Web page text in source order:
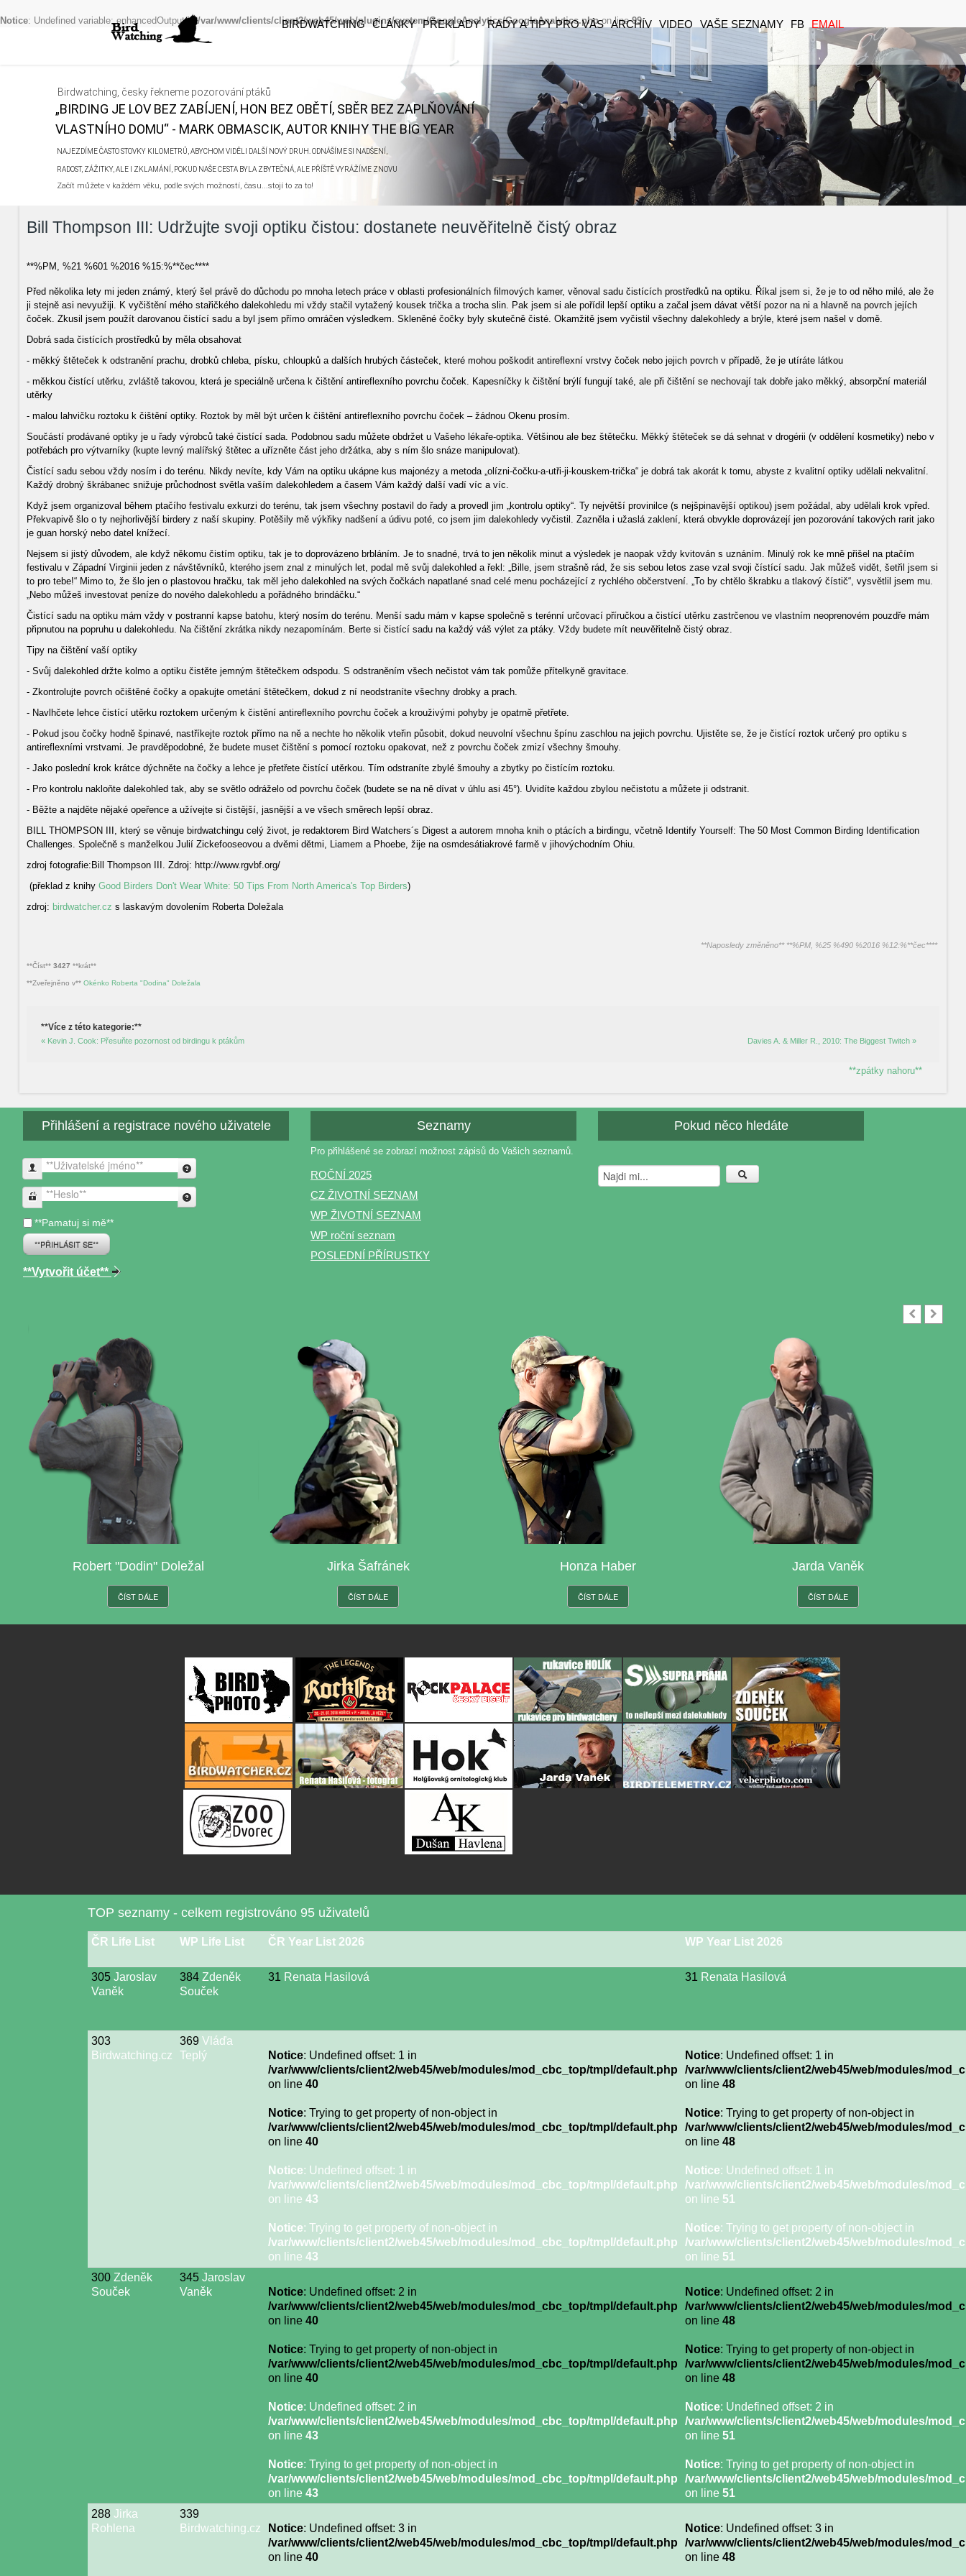
Notice: Undefined variable: enhancedOutput in/var/www/clients/client2/web45/web/plugins/system/GoogleAnalytics/GoogleAnalytics.phpon line99
BIRDWATCHING ČLÁNKY PŘEKLADY RADY A TIPY PRO VÁS ARCHÍV VIDEO VAŠE SEZNAMY FB EMAIL
Birdwatching, česky řekneme pozorování ptáků
„BIRDING JE LOV BEZ ZABÍJENÍ, HON BEZ OBĚTÍ, SBĚR BEZ ZAPLŇOVÁNÍ
VLASTNÍHO DOMU“ - MARK OBMASCIK, AUTOR KNIHY THE BIG YEAR
NAJEZDÍME ČASTO STOVKY KILOMETRŮ, ABYCHOM VIDĚLI DALŠÍ NOVÝ DRUH. ODNÁŠÍME SI NADŠENÍ,
RADOST, ZÁŽITKY, ALE I ZKLAMÁNÍ, POKUD NAŠE CESTA BYLA ZBYTEČNÁ, ALE PŘÍŠTĚ VYRÁŽÍME ZNOVU
Začít můžete v každém věku, podle svých možností, času...stojí to za to!
Bill Thompson III: Udržujte svoji optiku čistou: dostanete neuvěřitelně čistý obraz
**%PM, %21 %601 %2016 %15:%**čec****
Před několika lety mi jeden známý, který šel právě do důchodu po mnoha letech práce v oblasti profesionálních filmových kamer, věnoval sadu čistících prostředků na optiku. Říkal jsem si, že je to od něho milé, ale že
ji stejně asi nevyužiji. K vyčištění mého stařičkého dalekohledu mi vždy stačil vytažený kousek trička a trocha slin. Pak jsem si ale pořídil lepší optiku a začal jsem dávat větší pozor na ni a hlavně na povrch jejích
čoček. Zkusil jsem použít darovanou čistící sadu a byl jsem přímo omráčen výsledkem. Skleněné čočky byly skutečně čisté. Okamžitě jsem vyčistil všechny dalekohledy a brýle, které jsem našel v domě.
Dobrá sada čistících prostředků by měla obsahovat
- měkký štěteček k odstranění prachu, drobků chleba, písku, chloupků a dalších hrubých částeček, které mohou poškodit antireflexní vrstvy čoček nebo jejich povrch v případě, že je utíráte látkou
- měkkou čistící utěrku, zvláště takovou, která je speciálně určena k čištění antireflexního povrchu čoček. Kapesníčky k čištění brýlí fungují také, ale při čištění se nechovají tak dobře jako měkký, absorpční materiál
utěrky
- malou lahvičku roztoku k čištění optiky. Roztok by měl být určen k čištění antireflexního povrchu čoček – žádnou Okenu prosím.
Součástí prodávané optiky je u řady výrobců také čistící sada. Podobnou sadu můžete obdržet u Vašeho lékaře-optika. Většinou ale bez štětečku. Měkký štěteček se dá sehnat v drogérii (v oddělení kosmetiky) nebo v
potřebách pro výtvarníky (kupte levný malířský štětec a uřízněte část jeho držátka, aby s ním šlo snáze manipulovat).
Čistící sadu sebou vždy nosím i do terénu. Nikdy nevíte, kdy Vám na optiku ukápne kus majonézy a metoda „olízni-čočku-a-utři-ji-kouskem-trička“ je dobrá tak akorát k tomu, abyste z kvalitní optiky udělali nekvalitní.
Každý drobný škrábanec snižuje průchodnost světla vaším dalekohledem a časem Vám každý další vadí víc a víc.
Když jsem organizoval během ptačího festivalu exkurzi do terénu, tak jsem všechny postavil do řady a provedl jim „kontrolu optiky“. Ty největší provinilce (s nejšpinavější optikou) jsem požádal, aby udělali krok vpřed.
Překvapivě šlo o ty nejhorlivější birdery z naší skupiny. Potěšily mě výkřiky nadšení a údivu poté, co jsem jim dalekohledy vyčistil. Zazněla i užaslá zaklení, která obvykle doprovázejí jen pozorování takových rarit jako
je guan horský nebo datel knížecí.
Nejsem si jistý důvodem, ale když někomu čistím optiku, tak je to doprovázeno brbláním. Je to snadné, trvá to jen několik minut a výsledek je naopak vždy kvitován s uznáním. Minulý rok ke mně přišel na ptačím
festivalu v Západní Virginii jeden z návštěvníků, kterého jsem znal z minulých let, podal mě svůj dalekohled a řekl: „Bille, jsem strašně rád, že sis sebou letos zase vzal svoji čístící sadu. Jak můžeš vidět, šetřil jsem si
to pro tebe!“ Mimo to, že šlo jen o plastovou hračku, tak měl jeho dalekohled na svých čočkách napatlané snad celé menu pocházející z rychlého občerstvení. „To by chtělo škrabku a tlakový čístič“, vysvětlil jsem mu.
„Nebo můžeš investovat peníze do nového dalekohledu a pořádného brindáčku.“
Čistící sadu na optiku mám vždy v postranní kapse batohu, který nosím do terénu. Menší sadu mám v kapse společně s terénní určovací příručkou a čistící utěrku zastrčenou ve vlastním neoprenovém pouzdře mám
připnutou na popruhu u dalekohledu. Na čištění zkrátka nikdy nezapomínám. Berte si čistící sadu na každý váš výlet za ptáky. Vždy budete mít neuvěřitelně čistý obraz.
Tipy na čištění vaší optiky
- Svůj dalekohled držte kolmo a optiku čistěte jemným štětečkem odspodu. S odstraněním všech nečistot vám tak pomůže přítelkyně gravitace.
- Zkontrolujte povrch očištěné čočky a opakujte ometání štětečkem, dokud z ní neodstraníte všechny drobky a prach.
- Navlhčete lehce čistící utěrku roztokem určeným k čistění antireflexního povrchu čoček a krouživými pohyby je opatrně přetřete.
- Pokud jsou čočky hodně špinavé, nastříkejte roztok přímo na ně a nechte ho několik vteřin působit, dokud neuvolní všechnu špínu zaschlou na jejich povrchu. Ujistěte se, že je čistící roztok určený pro optiku s
antireflexními vrstvami. Je pravděpodobné, že budete muset čištění s pomocí roztoku opakovat, než z povrchu čoček zmizí všechny šmouhy.
- Jako poslední krok krátce dýchněte na čočky a lehce je přetřete čistící utěrkou. Tím odstraníte zbylé šmouhy a zbytky po čistícím roztoku.
- Pro kontrolu nakloňte dalekohled tak, aby se světlo odráželo od povrchu čoček (budete se na ně dívat v úhlu asi 45°). Uvidíte každou zbylou nečistotu a můžete ji odstranit.
- Běžte a najděte nějaké opeřence a užívejte si čistější, jasnější a ve všech směrech lepší obraz.
BILL THOMPSON III, který se věnuje birdwatchingu celý život, je redaktorem Bird Watchers´s Digest a autorem mnoha knih o ptácích a birdingu, včetně Identify Yourself: The 50 Most Common Birding Identification
Challenges. Společně s manželkou Julií Zickefooseovou a dvěmi dětmi, Liamem a Phoebe, žije na osmdesátiakrové farmě v jihovýchodním Ohiu.
zdroj fotografie:Bill Thompson III. Zdroj: http://www.rgvbf.org/
(překlad z knihy Good Birders Don't Wear White: 50 Tips From North America's Top Birders)
zdroj: birdwatcher.cz s laskavým dovolením Roberta Doležala
**Naposledy změněno** **%PM, %25 %490 %2016 %12:%**čec****
**Číst** 3427 **krát**
**Zveřejněno v** Okénko Roberta "Dodina" Doležala
**Více z této kategorie:**
« Kevin J. Cook: Přesuňte pozornost od birdingu k ptákům Davies A. & Miller R., 2010: The Biggest Twitch »
**zpátky nahoru**
Přihlášení a registrace nového uživatele
**Uživatelské jméno**
**Heslo**
**Pamatuj si mě**
**PŘIHLÁSIT SE**
**Vytvořit účet**
Seznamy
Pro přihlášené se zobrazí možnost zápisů do Vašich seznamů.
ROČNÍ 2025
CZ ŽIVOTNÍ SEZNAM
WP ŽIVOTNÍ SEZNAM
WP roční seznam
POSLEDNÍ PŘÍRUSTKY
Pokud něco hledáte
Robert "Dodin" Doležal
ČÍST DÁLE
Jirka Šafránek
ČÍST DÁLE
Honza Haber
ČÍST DÁLE
Jarda Vaněk
ČÍST DÁLE
TOP seznamy - celkem registrováno 95 uživatelů
ČR Life List WP Life List ČR Year List 2026 WP Year List 2026
305 Jaroslav
Vaněk
384 Zdeněk
Souček
31 Renata Hasilová 31 Renata Hasilová
303
Birdwatching.cz
369 Vláďa
Teplý
Notice: Undefined offset: 1 in
/var/www/clients/client2/web45/web/modules/mod_cbc_top/tmpl/default.php
on line 40
Notice: Trying to get property of non-object in
/var/www/clients/client2/web45/web/modules/mod_cbc_top/tmpl/default.php
on line 40
Notice: Undefined offset: 1 in
/var/www/clients/client2/web45/web/modules/mod_cbc_top/tmpl/default.php
on line 43
Notice: Trying to get property of non-object in
/var/www/clients/client2/web45/web/modules/mod_cbc_top/tmpl/default.php
on line 43
Notice: Undefined offset: 1 in
/var/www/clients/client2/web45/web/modules/
on line 48
Notice: Trying to get property of non-object in
/var/www/clients/client2/web45/web/modules/
on line 48
Notice: Undefined offset: 1 in
/var/www/clients/client2/web45/web/modules/
on line 51
Notice: Trying to get property of non-object in
/var/www/clients/client2/web45/web/modules/
on line 51
300 Zdeněk
Souček
345 Jaroslav
Vaněk
Notice: Undefined offset: 2 in
/var/www/clients/client2/web45/web/modules/mod_cbc_top/tmpl/default.php
on line 40
Notice: Trying to get property of non-object in
/var/www/clients/client2/web45/web/modules/mod_cbc_top/tmpl/default.php
on line 40
Notice: Undefined offset: 2 in
/var/www/clients/client2/web45/web/modules/mod_cbc_top/tmpl/default.php
on line 43
Notice: Trying to get property of non-object in
/var/www/clients/client2/web45/web/modules/mod_cbc_top/tmpl/default.php
on line 43
Notice: Undefined offset: 2 in
/var/www/clients/client2/web45/web/modules/
on line 48
Notice: Trying to get property of non-object in
/var/www/clients/client2/web45/web/modules/
on line 48
Notice: Undefined offset: 2 in
/var/www/clients/client2/web45/web/modules/
on line 51
Notice: Trying to get property of non-object in
/var/www/clients/client2/web45/web/modules/
on line 51
288 Jirka
Rohlena
339
Birdwatching.cz
Notice: Undefined offset: 3 in
/var/www/clients/client2/web45/web/modules/mod_cbc_top/tmpl/default.php
on line 40
Notice: Undefined offset: 3 in
/var/www/clients/client2/web45/web/modules/
on line 48